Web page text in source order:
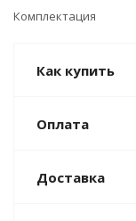
Комплектация
Как купить
Оплата
Доставка